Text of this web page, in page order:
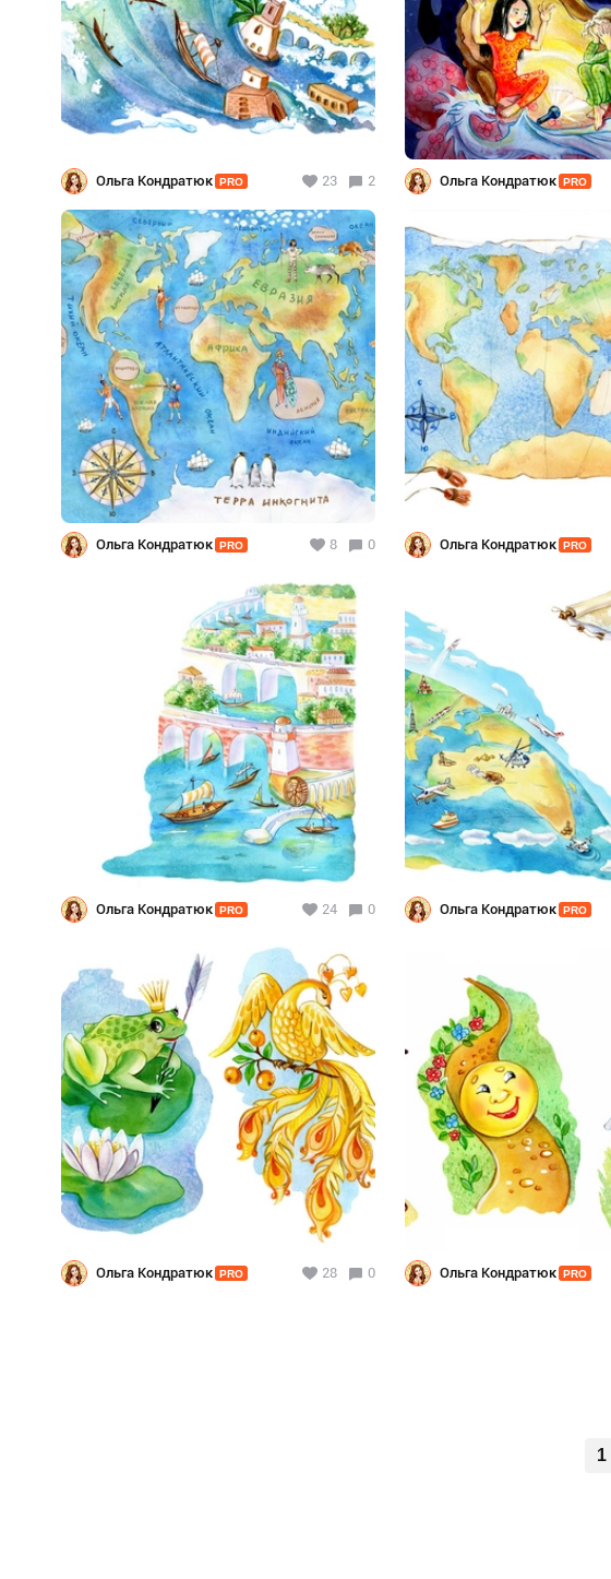
Ольга Кондратюк PRO 23 2 Ольга Кондратюк PRO
Ольга Кондратюк PRO 8 0 Ольга Кондратюк PRO
Ольга Кондратюк PRO 24 0 Ольга Кондратюк PRO
Ольга Кондратюк PRO 28 0 Ольга Кондратюк PRO
1